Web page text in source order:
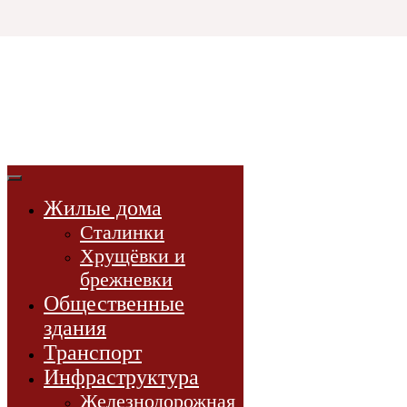
3D-моделиЖилые дома
Сталинки
Хрущёвки и
брежневки
Общественные
здания
Транспорт
Инфраструктура
Железнодорожная